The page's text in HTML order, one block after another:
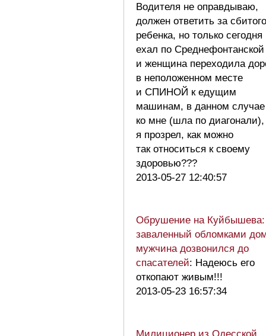
Водителя не оправдываю,
должен ответить за сбитого
ребенка, но только сегодня
ехал по Среднефонтанской
и женщина переходила
в неположенном месте
и СПИНОЙ к едущим
машинам, в данном случае
ко мне (шла по диагонали),
я прозрел, как можно
так относиться к своему
здоровью???
2013-05-27 12:40:57
Обрушение на Куйбышева:
заваленный обломками
мужчина дозвонился до
спасателей: Надеюсь его
откопают живым!!!
2013-05-23 16:57:34
Милиционер из Одесской